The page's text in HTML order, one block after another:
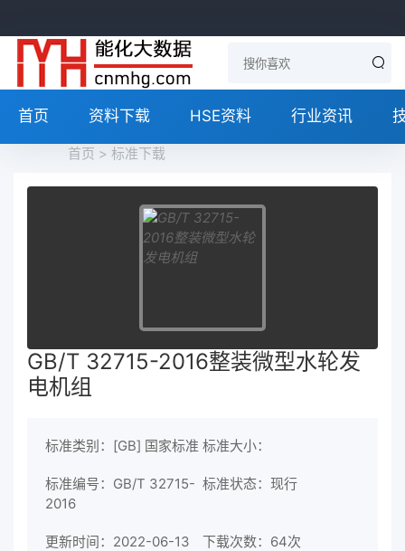
首页 资料下载 HSE资料 行业资讯
首页 > 标准下载
GB/T 32715-2016整装微型水轮发
电机组
标准类别：[GB] 国家标准 标准大小：
标准编号：GB/T 32715-
2016
标准状态：现行
更新时间：2022-06-13 下载次数： 64次